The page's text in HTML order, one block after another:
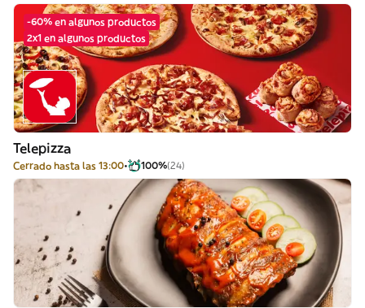
-60% en algunos productos
2x1 en algunos productos
Telepizza
Cerrado hasta las 13:00 100%(24)